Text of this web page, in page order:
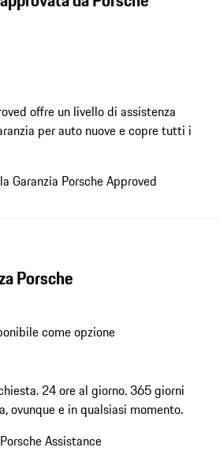
offre un livello di assistenza
per auto nuove e copre tutti i
Garanzia Porsche Approved
Porsche
come opzione
24 ore al giorno. 365 giorni
ovunque e in qualsiasi momento.
Assistance